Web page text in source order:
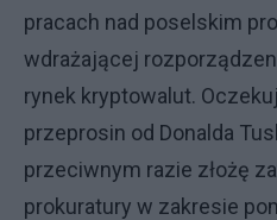
pracach nad poselskim
wdrażającej
rynek kryptowalut.
przeprosin od Donalda
przeciwnym razie złożę
prokuratury w zakresie